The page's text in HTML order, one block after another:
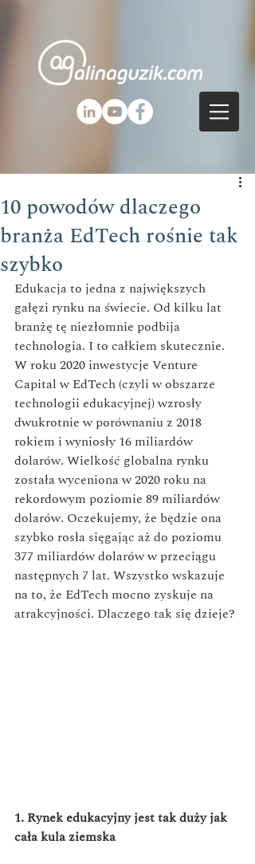
10 powodów dlaczego
branża EdTech rośnie tak
szybko
Edukacja to jedna z największych
gałęzi rynku na świecie. Od kilku lat
branżę tę niezłomnie podbija
technologia. I to całkiem skutecznie.
W roku 2020 inwestycje Venture
Capital w EdTech (czyli w obszarze
technologii edukacyjnej) wzrosły
dwukrotnie w porównaniu z 2018
rokiem i wyniosły 16 miliardów
dolarów. Wielkość globalna rynku
została wyceniona w 2020 roku na
rekordowym poziomie 89 miliardów
dolarów. Oczekujemy, że będzie ona
szybko rosła sięgając aż do poziomu
377 miliardów dolarów w przeciągu
następnych 7 lat. Wszystko wskazuje
na to, że EdTech mocno zyskuje na
atrakcyjności. Dlaczego tak się dzieje?
1. Rynek edukacyjny jest tak duży jak
cała kula ziemska